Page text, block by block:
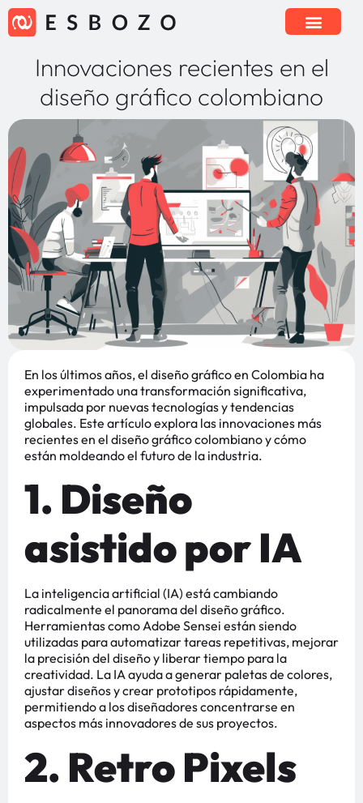
Innovaciones recientes en el
diseño gráfico colombiano
En los últimos años, el diseño gráfico en Colombia ha
experimentado una transformación significativa,
impulsada por nuevas tecnologías y tendencias
globales. Este artículo explora las innovaciones más
recientes en el diseño gráfico colombiano y cómo
están moldeando el futuro de la industria.
1. Diseño
asistido por IA
La inteligencia artificial (IA) está cambiando
radicalmente el panorama del diseño gráfico.
Herramientas como Adobe Sensei están siendo
utilizadas para automatizar tareas repetitivas, mejorar
la precisión del diseño y liberar tiempo para la
creatividad. La IA ayuda a generar paletas de colores,
ajustar diseños y crear prototipos rápidamente,
permitiendo a los diseñadores concentrarse en
aspectos más innovadores de sus proyectos​​​​.
2. Retro Pixels